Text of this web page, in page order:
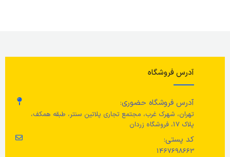
ارتفاع
50 سانتی متر
ضخامت نامشخص
عرض 27 سانتی متر
آدرس فروشگاه
آدرس فروشگاه حضوری:
تهران، شهرک غرب، مجتمع تجاری پلاتین سنتر، طبقه همکف،
پلاک 17، فروشگاه زردان
کد پستی:
1467698663